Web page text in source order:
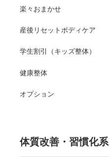
楽々おまかせ
産後リセットボディケア
学生割引（キッズ整体）
健康整体
オプション
体質改善・習慣化系